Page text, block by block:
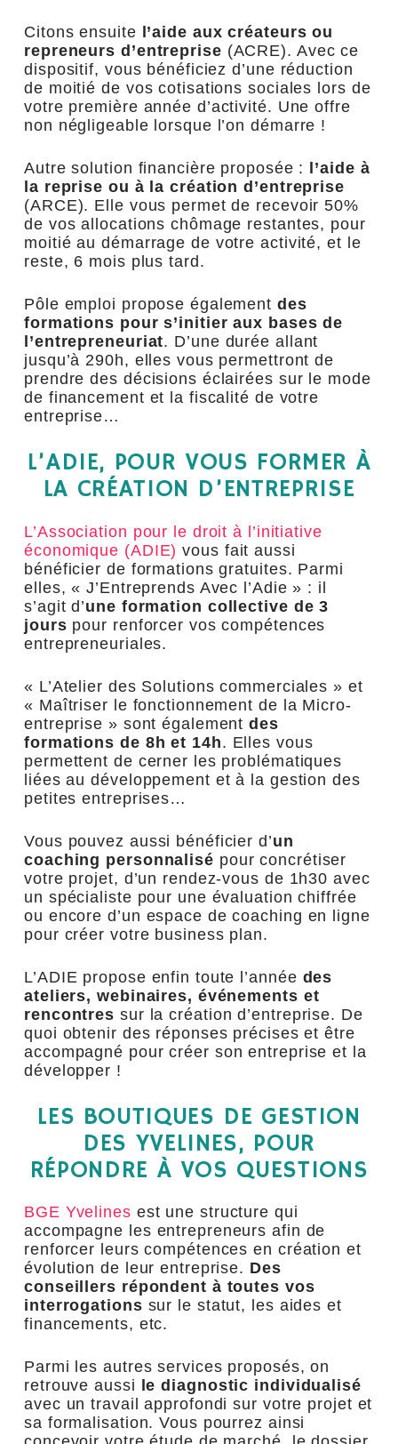
Citons ensuite
l’aide aux créateurs ou
repreneurs d’entreprise (ACRE). Avec ce
dispositif, vous bénéficiez d’une réduction
de moitié de vos cotisations sociales lors de
votre première année d’activité. Une offre
non négligeable lorsque l’on démarre !
Autre solution financière proposée :
l’aide à
la reprise ou à la création d’entreprise
(ARCE). Elle vous permet de recevoir 50%
de vos allocations chômage restantes, pour
moitié au démarrage de votre activité, et le
reste, 6 mois plus tard.
Pôle emploi propose également des
formations pour s’initier aux bases de
l’entrepreneuriat. D’une durée allant
jusqu’à 290h, elles vous permettront de
prendre des décisions éclairées sur le mode
de financement et la fiscalité de votre
entreprise…
L’ADIE, POUR VOUS FORMER À
LA CRÉATION D’ENTREPRISE
L’Association pour le droit à l’initiative
économique (ADIE) vous fait aussi
bénéficier de formations gratuites. Parmi
elles, « J’Entreprends Avec l’Adie » : il
s’agit d’une formation collective de 3
jours pour renforcer vos compétences
entrepreneuriales.
« L’Atelier des Solutions commerciales » et
« Maîtriser le fonctionnement de la Micro-
entreprise » sont égalementdes
formations de 8h et 14h. Elles vous
permettent de cerner les problématiques
liées au développement et à la gestion des
petites entreprises…
Vous pouvez aussi bénéficier d’un
coaching personnalisé pour concrétiser
votre projet, d’un rendez-vous de 1h30 avec
un spécialiste pour une évaluation chiffrée
ou encore d’un espace de coaching en ligne
pour créer votre business plan.
L’ADIE propose enfin toute l’année des
ateliers, webinaires, événements et
rencontres sur la création d’entreprise. De
quoi obtenir des réponses précises et être
accompagné pour créer son entreprise et la
développer !
LES BOUTIQUES DE GESTION
DES YVELINES, POUR
RÉPONDRE À VOS QUESTIONS
BGE Yvelines est une structure qui
accompagne les entrepreneurs afin de
renforcer leurs compétences en création et
évolution de leur entreprise. Des
conseillers répondent à toutes vos
interrogations sur le statut, les aides et
financements, etc.
Parmi les autres services proposés, on
retrouve aussi
le diagnostic individualisé
avec un travail approfondi sur votre projet et
sa formalisation. Vous pourrez ainsi